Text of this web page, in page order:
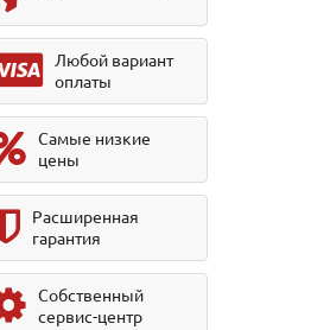
Любой вариант
оплаты
Самые низкие
цены
Расширенная
гарантия
Собственный
сервис-центр